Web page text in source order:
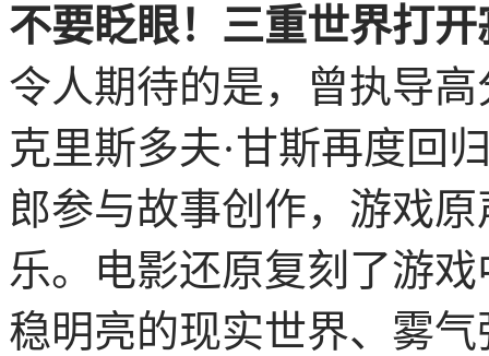
不要眨眼！三重世界打
令人期待的是，曾执导
克里斯多夫·甘斯再度回
郎参与故事创作，游戏
乐。电影还原复刻了游
稳明亮的现实世界、雾